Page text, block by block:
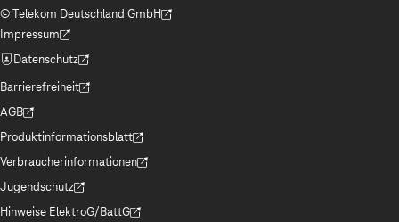
© Telekom Deutschland GmbH
(Der Link wird in einem neuen Tab geöffnet)
Impressum
(Der Link wird in einem neuen Tab geöffnet)
Datenschutz
(Der Link wird in einem neuen Tab geöffnet)
Barrierefreiheit
(Der Link wird in einem neuen Tab geöffnet)
AGB
(Der Link wird in einem neuen Tab geöffnet)
Produktinformationsblatt
(Der Link wird in einem neuen Tab geöffnet)
Verbraucherinformationen
(Der Link wird in einem neuen Tab geöffnet)
Jugendschutz
(Der Link wird in einem neuen Tab geöffnet)
Hinweise ElektroG/BattG